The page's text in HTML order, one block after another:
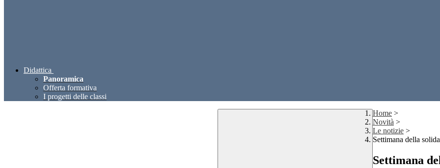
Didattica
Panoramica
Offerta formativa
I progetti delle classi
Home >
Novità >
Le notizie >
Settimana della
Settimana